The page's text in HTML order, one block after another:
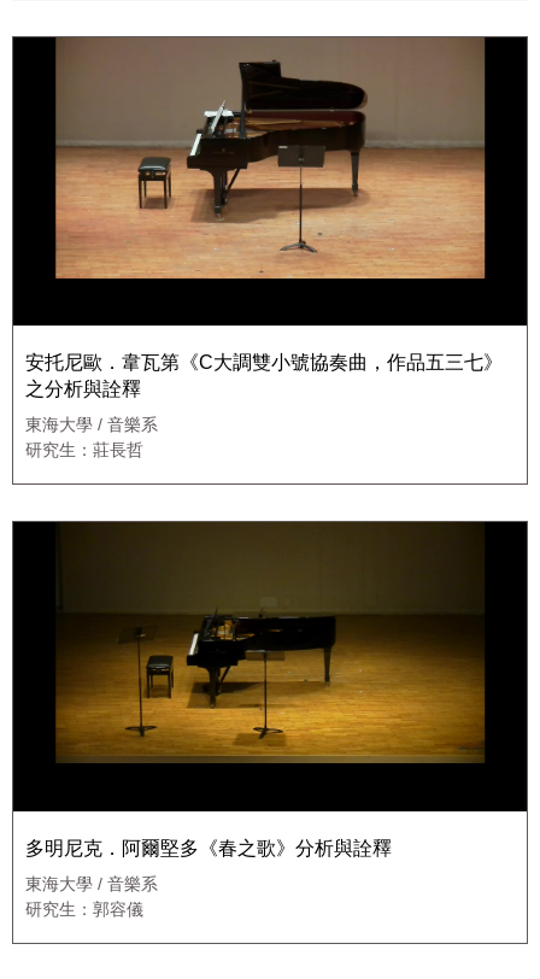
安托尼歐．韋瓦第《C大調雙小號協奏曲，作品五三七》
之分析與詮釋
東海大學 / 音樂系
研究生：莊長哲
多明尼克．阿爾堅多《春之歌》分析與詮釋
東海大學 / 音樂系
研究生：郭容儀